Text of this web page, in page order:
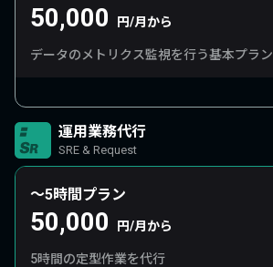
50,000 円/月から
データのメトリクス監視を行う基本プラン
運用業務代行
SRE & Request
〜5時間プラン
50,000 円/月から
5時間の定型作業を代行